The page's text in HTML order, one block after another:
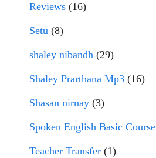
Reviews (16)
Setu (8)
shaley nibandh (29)
Shaley Prarthana Mp3 (16)
Shasan nirnay (3)
Spoken English Basic Course
Teacher Transfer (1)